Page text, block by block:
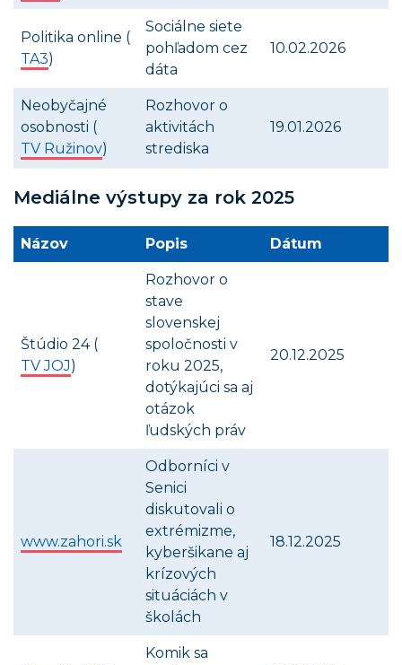
Politika online (
TA3)
Sociálne siete
pohľadom cez
dáta
10.02.2026
Neobyčajné
osobnosti (
TV Ružinov)
Rozhovor o
aktivitách
strediska
19.01.2026
Mediálne výstupy za rok 2025
Názov Popis Dátum
Štúdio 24 (
TV JOJ)
Rozhovor o
stave
slovenskej
spoločnosti v
roku 2025,
dotýkajúci sa aj
otázok
ľudských práv
20.12.2025
www.zahori.sk
Odborníci v
Senici
diskutovali o
extrémizme,
kyberšikane aj
krízových
situáciách v
školách
18.12.2025
Komik sa